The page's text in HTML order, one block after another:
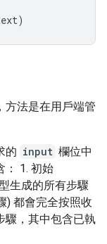
)
方法是在用戶端管
的 input 欄位中
： 1. 初始
生成的所有步驟
) 都會完全按照收
驟，其中包含已執